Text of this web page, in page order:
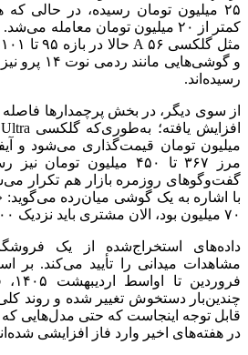
۲۵ میلیون تومان رسیده، در حالی
کمتر از ۲۰ میلیون تومان معامله
رسیده‌اند.
از سوی دیگر، در بخش پرچمدار‌ها
مرز ۳۶۷ تا ۴۵۰ میلیون
گفت‌و‌گو‌های روزمره بازار هم تکرار
با اشاره به یک گوشی میان‌رده می‌گوید:
۷۰ میلیون بود، الان مشتری باید نزدیک ۱۰۰ میلیون هزینه کند.»
داده‌های استخراج‌شده از یک
مشاهدات میدانی را تأیید می‌کند. بر
چندین‌بار دستخوش تغییر شده و روند
قابل توجه اینجاست که حتی مدل‌هایی که
در هفته‌های اخیر وارد فاز افزایشی